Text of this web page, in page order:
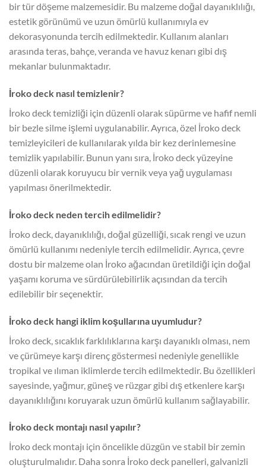
bir tür döşeme malzemesidir. Bu malzeme doğal dayanıklılığı,
estetik görünümü ve uzun ömürlü kullanımıyla ev
dekorasyonunda tercih edilmektedir. Kullanım alanları
arasında teras, bahçe, veranda ve havuz kenarı gibi dış
mekanlar bulunmaktadır.
İroko deck nasıl temizlenir?
İroko deck temizliği için düzenli olarak süpürme ve hafif nemli
bir bezle silme işlemi uygulanabilir. Ayrıca, özel İroko deck
temizleyicileri de kullanılarak yılda bir kez derinlemesine
temizlik yapılabilir. Bunun yanı sıra, İroko deck yüzeyine
düzenli olarak koruyucu bir vernik veya yağ uygulaması
yapılması önerilmektedir.
İroko deck neden tercih edilmelidir?
İroko deck, dayanıklılığı, doğal güzelliği, sıcak rengi ve uzun
ömürlü kullanımı nedeniyle tercih edilmelidir. Ayrıca, çevre
dostu bir malzeme olan İroko ağacından üretildiği için doğal
yaşamı koruma ve sürdürülebilirlik açısından da tercih
edilebilir bir seçenektir.
İroko deck hangi iklim koşullarına uyumludur?
İroko deck, sıcaklık farklılıklarına karşı dayanıklı olması, nem
ve çürümeye karşı direnç göstermesi nedeniyle genellikle
tropikal ve ılıman iklimlerde tercih edilmektedir. Bu özellikleri
sayesinde, yağmur, güneş ve rüzgar gibi dış etkenlere karşı
dayanıklılığını koruyarak uzun ömürlü kullanım sağlayabilir.
İroko deck montajı nasıl yapılır?
İroko deck montajı için öncelikle düzgün ve stabil bir zemin
oluşturulmalıdır. Daha sonra İroko deck panelleri, galvanizli